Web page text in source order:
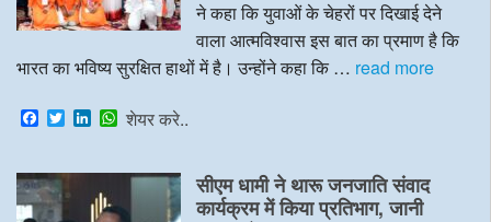
ने कहा कि युवाओं के चेहरों पर दिखाई देने
वाला आत्मविश्वास इस बात का प्रमाण है कि
भारत का भविष्य सुरक्षित हाथों में है। उन्होंने कहा कि … read more
F
a
e
b
o
T
w
t
e
L
k
e
d
W
t
A
शेयर करे..
सीएम धामी ने थारू जनजाति संवाद
कार्यक्रम में किया प्रतिभाग, जानी